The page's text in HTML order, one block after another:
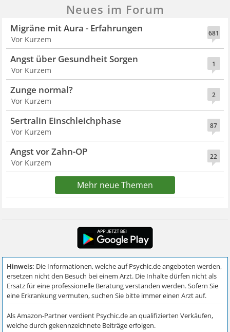
Neues im Forum
681
Migräne mit Aura - Erfahrungen
Vor Kurzem
1
Angst über Gesundheit Sorgen
Vor Kurzem
2
Zunge normal?
Vor Kurzem
87
Sertralin Einschleichphase
Vor Kurzem
22
Angst vor Zahn-OP
Vor Kurzem
Mehr neue Themen